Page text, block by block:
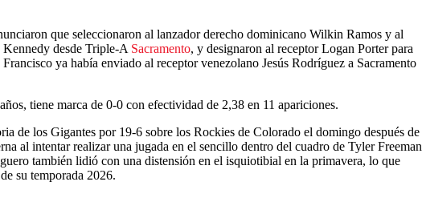
que seleccionaron al lanzador derecho dominicano Wilkin Ramos y al
desde Triple-A Sacramento, y designaron al receptor Logan Porter para
ya había enviado al receptor venezolano Jesús Rodríguez a Sacramento
tiene marca de 0-0 con efectividad de 2,38 en 11 apariciones.
de los Gigantes por 19-6 sobre los Rockies de Colorado el domingo después de
al intentar realizar una jugada en el sencillo dentro del cuadro de Tyler Freeman
también lidió con una distensión en el isquiotibial en la primavera, lo que
su temporada 2026.